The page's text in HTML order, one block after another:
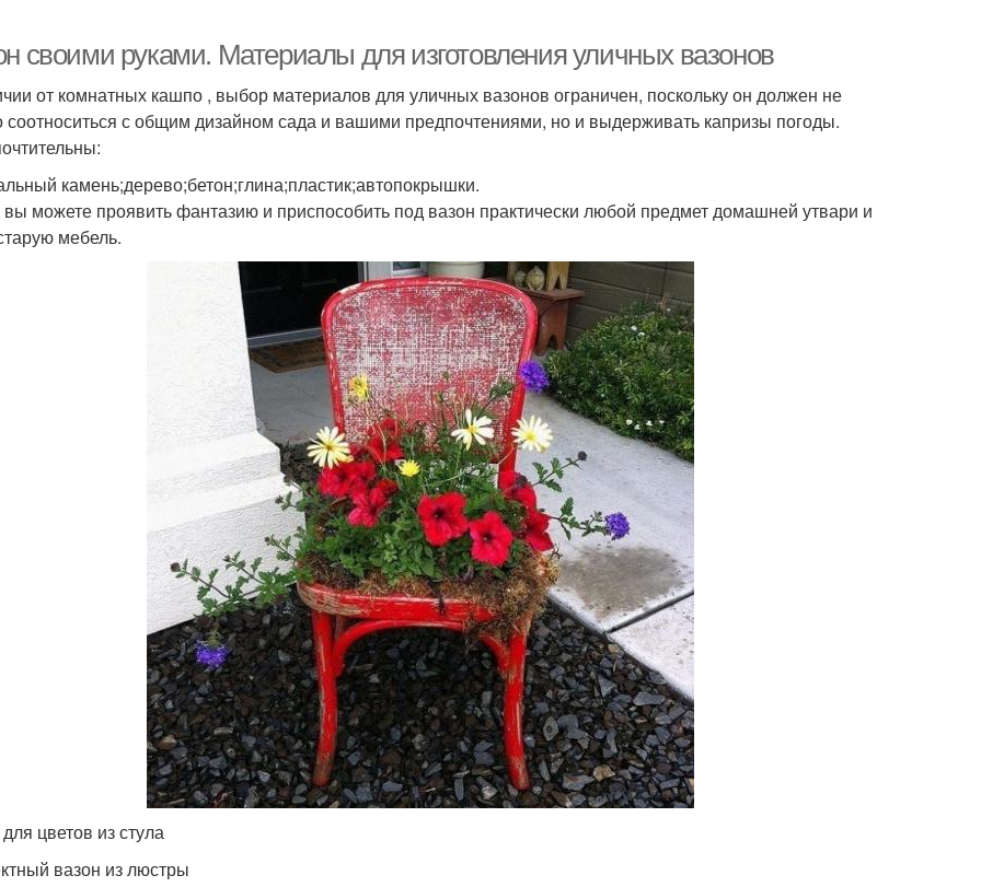
своими руками. Материалы для изготовления уличных вазонов
от комнатных кашпо , выбор материалов для уличных вазонов ограничен, поскольку он должен не
соотноситься с общим дизайном сада и вашими предпочтениями, но и выдерживать капризы погоды.
камень;дерево;бетон;глина;пластик;автопокрышки.
можете проявить фантазию и приспособить под вазон практически любой предмет домашней утвари и
мебель.
цветов из стула
вазон из люстры